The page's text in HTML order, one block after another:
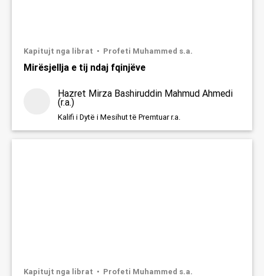
Kapitujt nga librat Profeti Muhammed s.a.
Mirësjellja e tij ndaj fqinjëve
Hazret Mirza Bashiruddin Mahmud Ahmedi
(r.a.)
Kalifi i Dytë i Mesihut të Premtuar r.a.
Kapitujt nga librat Profeti Muhammed s.a.